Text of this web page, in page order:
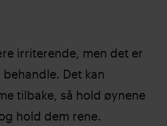
irriterende, men det er
Det kan
tilbake, så hold øynene
hold dem rene.